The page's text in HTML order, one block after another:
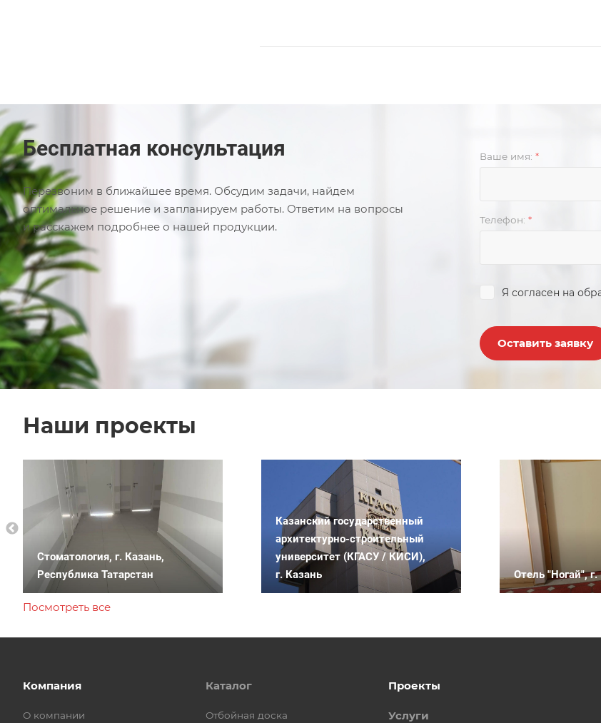
Бесплатная консультация
Перезвоним в ближайшее время. Обсудим задачи, найдем
оптимальное решение и запланируем работы. Ответим на вопросы
и расскажем подробнее о нашей продукции.
Ваше имя: *
Телефон: *
Я согласен на
Оставить заявку
Наши проекты
Стоматология, г. Казань,
Республика Татарстан
Казанский государственный
архитектурно-строительный
университет (КГАСУ / КИСИ),
г. Казань
Отель "Ногай",
Посмотреть все
Компания
О компании
Каталог
Отбойная доска
Проекты
Услуги